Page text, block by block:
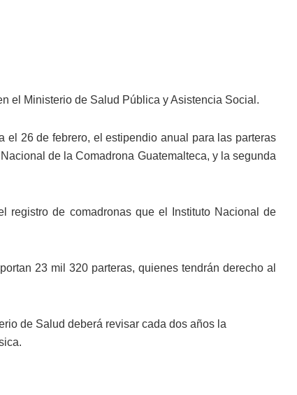
el Ministerio de Salud Pública y Asistencia Social.
el 26 de febrero, el estipendio anual para las parteras
de la Comadrona Guatemalteca, y la segunda
registro de comadronas que el Instituto Nacional de
23 mil 320 parteras, quienes tendrán derecho al
de Salud deberá revisar cada dos años la